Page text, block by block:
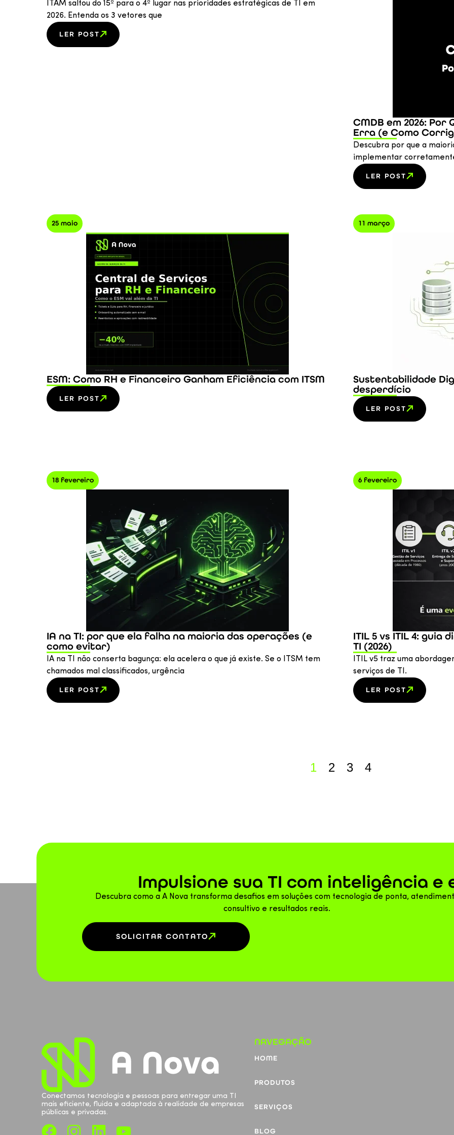
ITAM saltou do 15º para o 4º lugar nas prioridades estratégicas de TI em
2026. Entenda os 3 vetores que
LER POST
CMDB em 2026:
Erra (e Como
Descubra por que a
implementar
LER POST
25 maio
ESM: Como RH e Financeiro Ganham Eficiência com ITSM
LER POST
11 março
Sustentabilidade
desperdício
LER POST
18 fevereiro
IA na TI: por que ela falha na maioria das operações (e
como evitar)
IA na TI não conserta bagunça: ela acelera o que já existe. Se o ITSM tem
chamados mal classificados, urgência
LER POST
6 fevereiro
ITIL 5 vs ITIL 4:
TI (2026)
ITIL v5 traz uma
serviços de TI.
LER POST
1 2 3 4
Impulsione sua TI com inteligência e
Descubra como a A Nova transforma desafios em soluções com tecnologia de ponta,
consultivo e resultados reais.
SOLICITAR CONTATO
Conectamos tecnologia e pessoas para entregar uma TI
mais eficiente, fluida e adaptada à realidade de empresas
públicas e privadas.
NAVEGAÇÃO
HOME
PRODUTOS
SERVIÇOS
BLOG